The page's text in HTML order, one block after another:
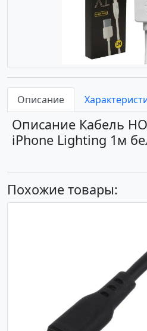
Описание
Описание Кабель
iPhone Lighting 1м
Похожие товары: